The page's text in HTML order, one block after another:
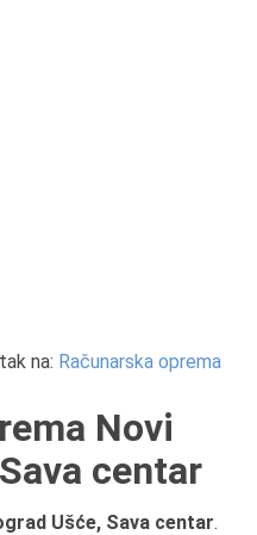
na: Računarska oprema
Novi
centar
Ušće, Sava centar.